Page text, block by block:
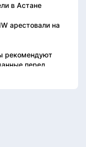
в Астане
арестовали на
рекомендуют
перед